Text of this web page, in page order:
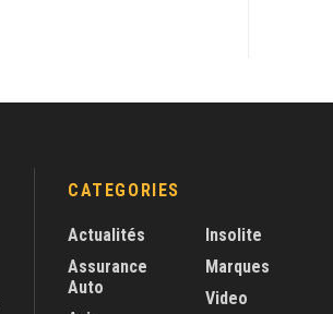
CATEGORIES
Actualités
Assurance
Auto
Insolite
Marques
Video